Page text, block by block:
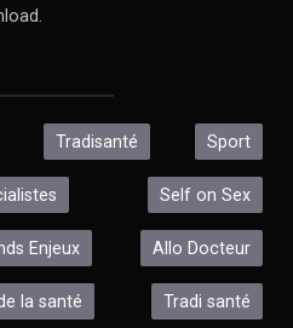
Tradisanté Sport
Self on Sex
Enjeux Allo Docteur
la santé Tradi santé